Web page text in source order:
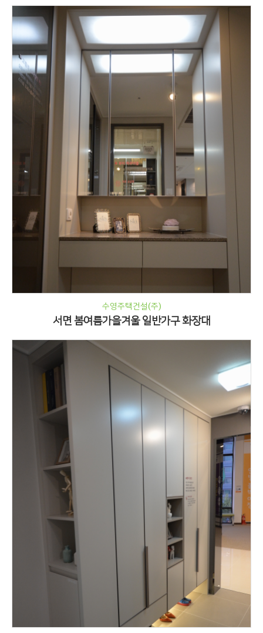
수영주택건설(주)
서면 봄여름가을겨울 일반가구 화장대